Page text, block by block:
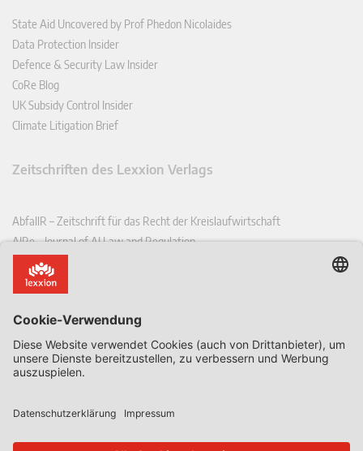
State Aid Uncovered by Prof Phedon Nicolaides
Data Protection Insider
Defence & Security Law Insider
CoRe Blog
UK Subsidy Control Insider
Climate Litigation Brief
Zeitschriften des Lexxion Verlags
AbfallR – Zeitschrift für das Recht der Kreislaufwirtschaft
AIRe – Journal of AI Law and Regulation
CCLR – Carbon & Climate Law Review
CoRe – European Competition and Regulatory Law Review
EDSeQ – European Defence & Security Law & Policy Quarterly
EFFL – European Food and Feed Law Review
EHPL – European Health & Pharmaceutical Law Review
EPPPL – European Procurement & Public Private Partnership Law
EStAL – European State Aid Law Quarterly
EurUP – Zeitschrift für Europäisches Umwelt- und Planungsrecht